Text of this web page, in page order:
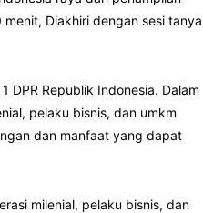
Diakhiri dengan sesi tanya
DPR Republik Indonesia. Dalam
pelaku bisnis, dan umkm
dan manfaat yang dapat
milenial, pelaku bisnis, dan